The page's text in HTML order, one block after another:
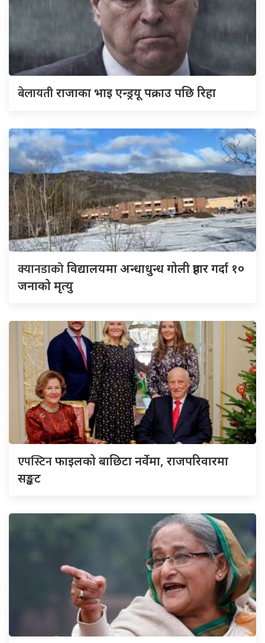
बेलायतीराजाका भाइ एन्ड्रयू पक्राउ पछि रिहा
क्यानडाकोविद्यालयमा अन्धाधुन्ध गोली प्रहार गर्दा १०
जनाको मृत्यु
एपस्टिनफाइलको बाछिटा नर्वेमा, राजपरिवारमा
सङ्कट